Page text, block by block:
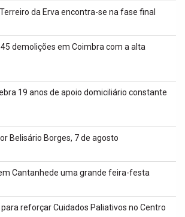
da Erva encontra-se na fase final
demolições em Coimbra com a alta
19 anos de apoio domiciliário constante
Belisário Borges, 7 de agosto
Cantanhede uma grande feira-festa
para reforçar Cuidados Paliativos no Centro